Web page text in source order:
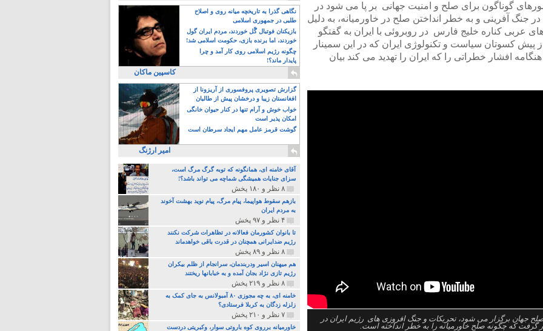
گوناگون برای صلح و امنیت جهانی بر پا می شود در
آفرینی و به خطر انداختن صلح در خاورمیانه، به دلیل
عربی کناره خلیج فارس در روبروئی با ایران به گفتگو
کسوتان سیاست و تکنولوژی ایران که در این سمینار
افشار خطراتی را که ایران را تهدید می کند بیان
جهان برگزار می شود، تحریکات و جنگ افروزی های رژیم ایران در
گرفت که چگونه صلح خاورمیانه را به خطر انداخته است.
نگاهی گذرا به تاریخچه میانه روی و اصلاح
طلبی در جمهوری اسلامی
بازیکنان فوتبال گًل خوردند، مردم ایران گول
خوردند، اما برنده بازی، حکومت اسلامی شد!
چگونه رژیم اسلامی روی کار آمد و چرا
پایدار ماند؟!
کاسپین ماکان
گزارش تصویری پروفسوری از آریزونا از
افغانستان زیبا و درخشان پیش از طالبان
خواب خوش و آرام تنها در کنار حیوان خانگی
امکان پذیر است
گوشت قرمز عامل مهم ایجاد سرطان است
امیر ارژنگ
آقای خامنه ای، همانگونه که توبه گرگ مرگ است،
سزای جنایات همیشگی شماچه می تواند باشد؟!
۸ نظر و ۱۸۰ پخش
بازهم سقوط هواپیما، پیام مرگ، پیام نوید بهشت آخوند
به مردم ایران
۴ نظر و ۹۷ پخش
تا بانوان کشورمان فعالانه در تظاهرات شرکت نکنند
رژیم ضدایرانی همچنان در قدرت باقی خواهدماند
۸ نظر و ۸۹ پخش
هم میهنان اسیر ودربندمان، سرانجام از ظلم بیکران
رژیم تازی نژاد بجان آمده و به خبابانها ریختند
۸ نظر و ۲۱۹ پخش
خامنه ای، به چه مجوزی ۸۰ آمبولانس به جای کمک به
زلزله زدگان به کربلا فرستادی؟
۷ نظر و ۲۱۰ پخش
خاورمیانه برروی کوه باروتی سوار، وکبریتی دردست